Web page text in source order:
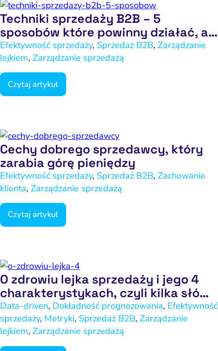
konwersji
Pozycjonowanie marki
PPC i kampanie płatne
SEO
media marketing
Widoczność lokalna
w AI Search
Zarządzanie reputacją
Techniki sprzedaży B2B – 5
sposobów które powinny działać, a
często nie działają
Efektywność sprzedaży, Sprzedaż B2B, Zarządzanie
lejkiem, Zarządzanie sprzedażą
Czytaj artykuł
Cechy dobrego sprzedawcy, który
zarabia górę pieniędzy
Efektywność sprzedaży, Sprzedaż B2B, Zachowanie
klienta, Zarządzanie sprzedażą
Czytaj artykuł
O zdrowiu lejka sprzedaży i jego 4
charakterystykach, czyli kilka słów
o gorącym temacie – część 4
Data-driven, Dokładność prognozowania, Efektywność
sprzedaży, Metryki, Sprzedaż B2B, Zarządzanie
lejkiem, Zarządzanie sprzedażą